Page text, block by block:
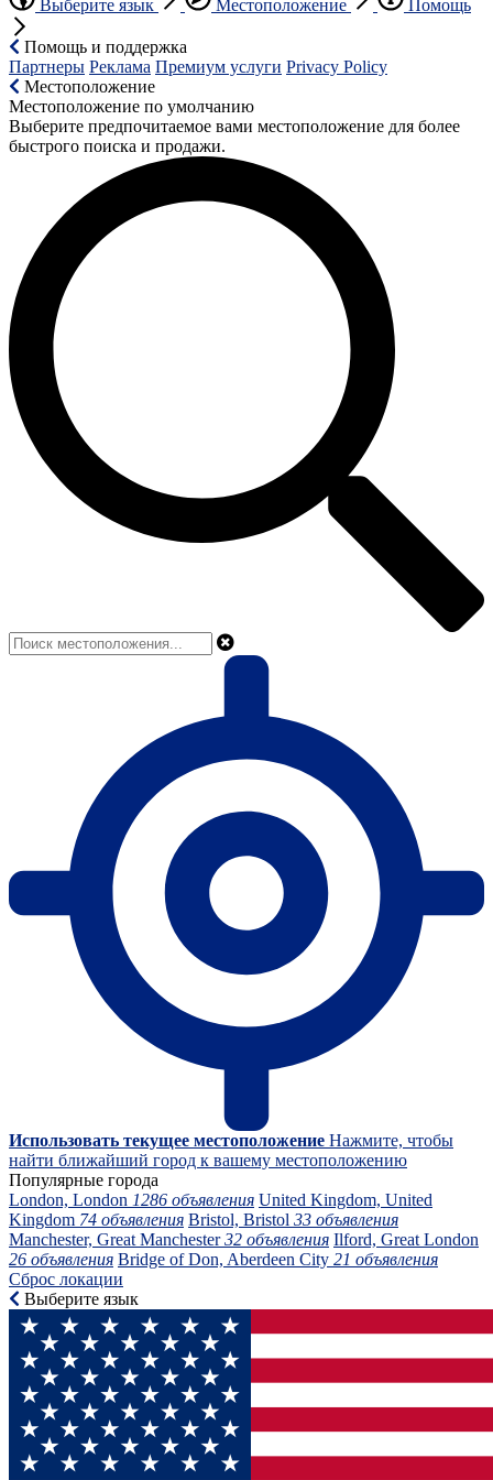
Выберите язык Местоположение Помощь
Помощь и поддержка
Партнеры Реклама Премиум услуги Privacy Policy
Местоположение
Местоположение по умолчанию
Выберите предпочитаемое вами местоположение для более
быстрого поиска и продажи.
Использовать текущее местоположение Нажмите, чтобы
найти ближайший город к вашему местоположению
Популярные города
London, London 1286 объявления United Kingdom, United
Kingdom 74 объявления Bristol, Bristol 33 объявления
Manchester, Great Manchester32 объявления Ilford, Great London
26 объявления Bridge of Don, Aberdeen City 21 объявления
Сброс локации
Выберите язык